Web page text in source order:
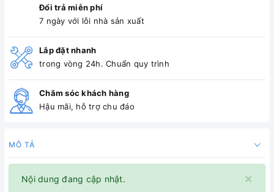
Đổi trả miễn phí
7 ngày với lỗi nhà sản xuất
Lắp đặt nhanh
trong vòng 24h. Chuẩn quy trình
Chăm sóc khách hàng
Hậu mãi, hỗ trợ chu đáo
MÔ TẢ
×
Nội dung đang cập nhật.